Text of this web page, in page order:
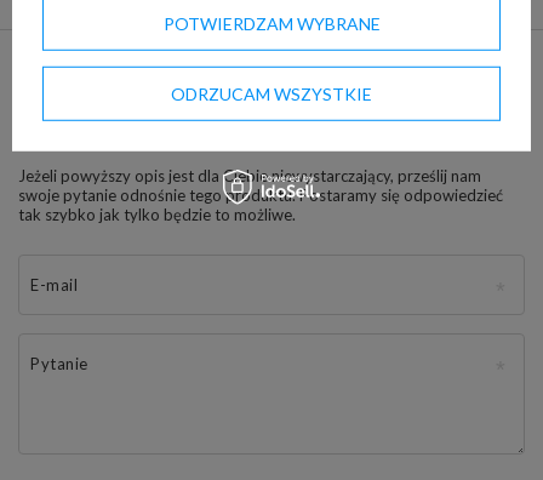
ZAPYTAJ O PRODUKT
Jeżeli powyższy opis jest dla Ciebie niewystarczający, prześlij nam
swoje pytanie odnośnie tego produktu. Postaramy się odpowiedzieć
tak szybko jak tylko będzie to możliwe.
E-mail
Pytanie
POTWIERDZAM WYBRANE
ODRZUCAM WSZYSTKIE